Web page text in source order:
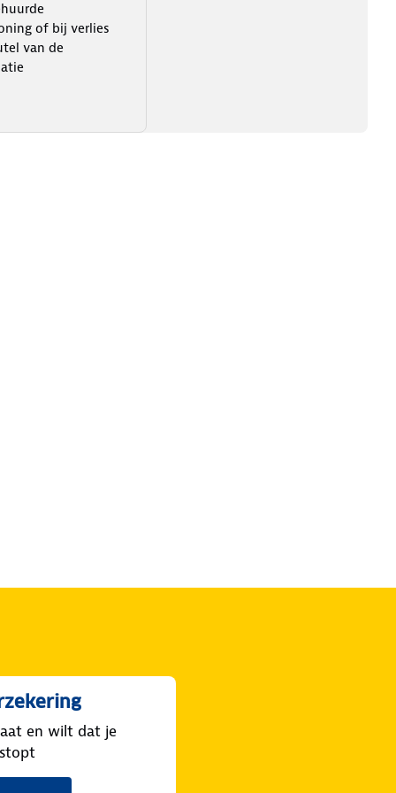
of bij verlies
van de
en wilt dat je